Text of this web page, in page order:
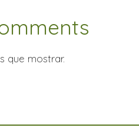
que mostrar.